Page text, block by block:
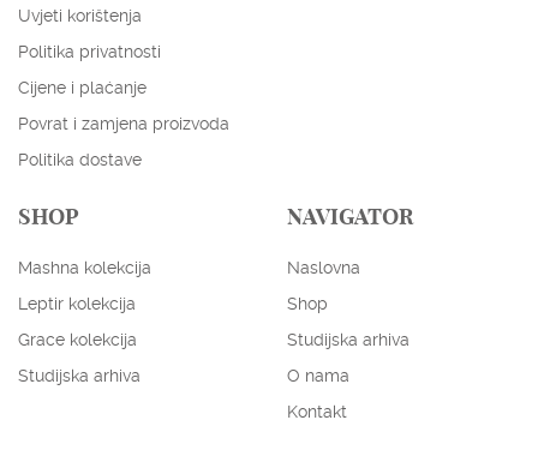
ENGLISH HRVATSKI
EUR
Uvjeti korištenja
Politika privatnosti
Cijene i plaćanje
Povrat i zamjena proizvoda
Politika dostave
SHOP
Mashna kolekcija
Leptir kolekcija
Grace kolekcija
Studijska arhiva
NAVIGATOR
Naslovna
Shop
Studijska arhiva
O nama
Kontakt